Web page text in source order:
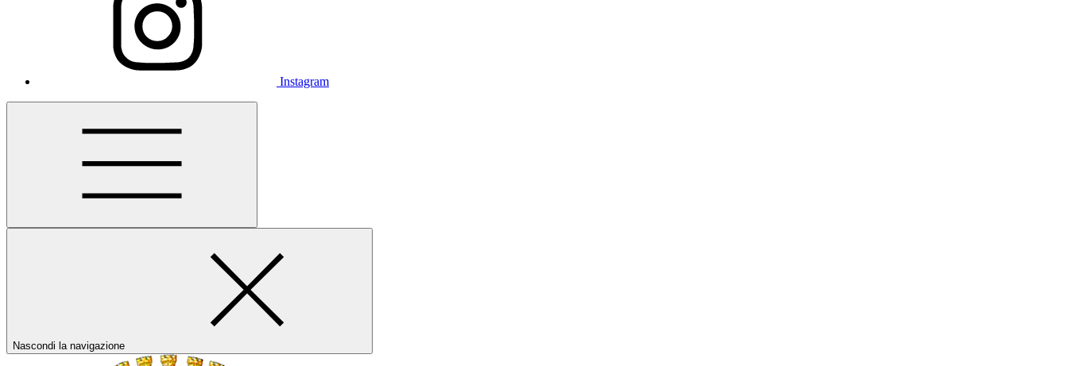
Instagram
Nascondi la navigazione